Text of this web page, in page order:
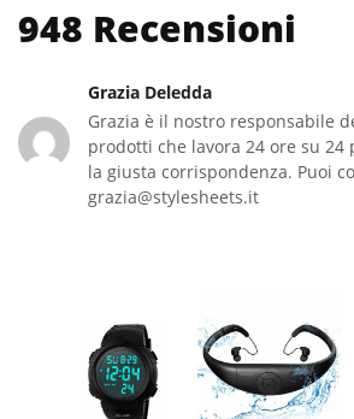
948 Recensioni
Grazia Deledda
Grazia è il nostro responsabile
prodotti che lavora 24 ore su
la giusta corrispondenza. Puoi
grazia@stylesheets.it